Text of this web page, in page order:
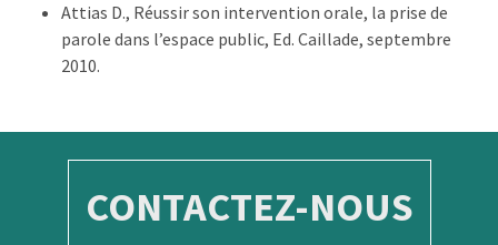
Attias D., Réussir son intervention orale, la prise de
parole dans l’espace public, Ed. Caillade, septembre
2010.
CONTACTEZ-NOUS